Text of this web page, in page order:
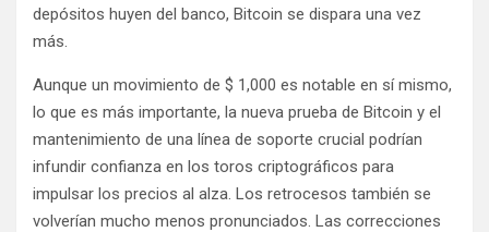
depósitos huyen del banco, Bitcoin se dispara una vez
más.
Aunque un movimiento de $ 1,000 es notable en sí mismo,
lo que es más importante, la nueva prueba de Bitcoin y el
mantenimiento de una línea de soporte crucial podrían
infundir confianza en los toros criptográficos para
impulsar los precios al alza. Los retrocesos también se
volverían mucho menos pronunciados. Las correcciones